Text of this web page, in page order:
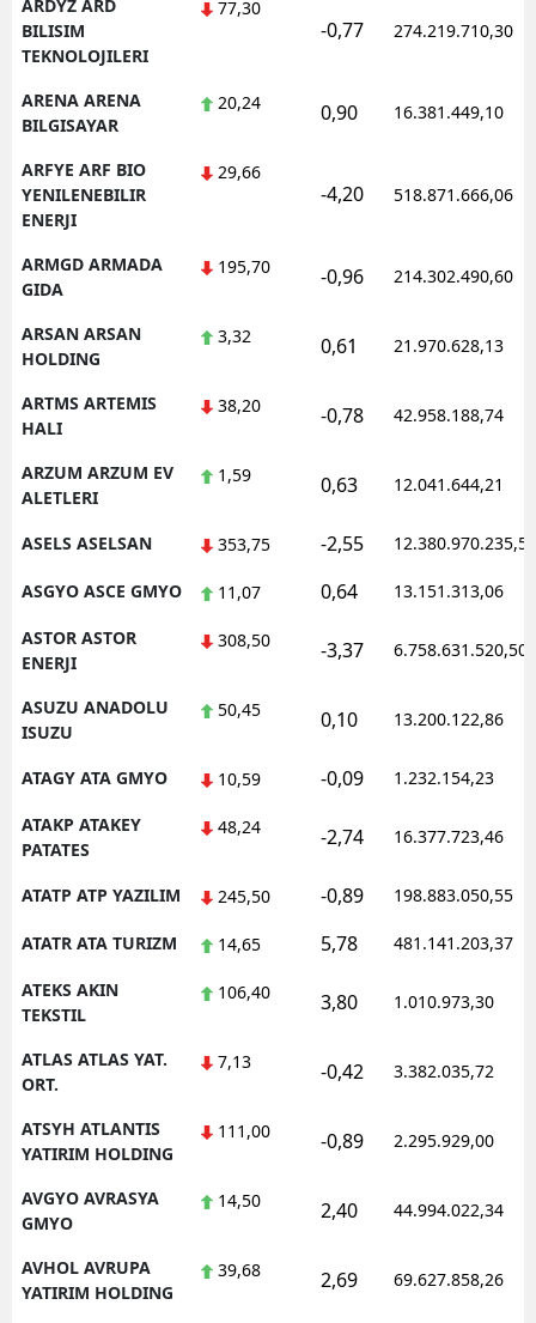
ARDYZ ARD
BILISIM
TEKNOLOJILERI
77,30
-0,77 274.219.710,30
ARENA ARENA
BILGISAYAR
20,24 0,90 16.381.449,10
ARFYE ARF BIO
YENILENEBILIR
ENERJI
29,66
-4,20 518.871.666,06
ARMGD ARMADA
GIDA
195,70 -0,96 214.302.490,60
ARSAN ARSAN
HOLDING
3,32 0,61 21.970.628,13
ARTMS ARTEMIS
HALI
38,20 -0,78 42.958.188,74
ARZUM ARZUM EV
ALETLERI
1,59 0,63 12.041.644,21
ASELS ASELSAN 353,75 -2,55 12.380.970.235,50
ASGYO ASCE GMYO 11,07 0,64 13.151.313,06
ASTOR ASTOR
ENERJI
308,50 -3,37 6.758.631.520,50
ASUZU ANADOLU
ISUZU
50,45 0,10 13.200.122,86
ATAGY ATA GMYO 10,59 -0,09 1.232.154,23
ATAKP ATAKEY
PATATES
48,24 -2,74 16.377.723,46
ATATP ATP YAZILIM 245,50 -0,89 198.883.050,55
ATATR ATA TURIZM 14,65 5,78 481.141.203,37
ATEKS AKIN
TEKSTIL
106,40 3,80 1.010.973,30
ATLAS ATLAS YAT.
ORT.
7,13 -0,42 3.382.035,72
ATSYH ATLANTIS
YATIRIM HOLDING
111,00 -0,89 2.295.929,00
AVGYO AVRASYA
GMYO
14,50 2,40 44.994.022,34
AVHOL AVRUPA
YATIRIM HOLDING
39,68 2,69 69.627.858,26